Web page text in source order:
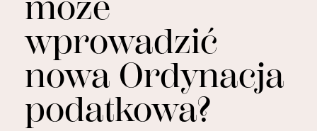
może
wprowadzić
nowa Ordynacja
podatkowa?